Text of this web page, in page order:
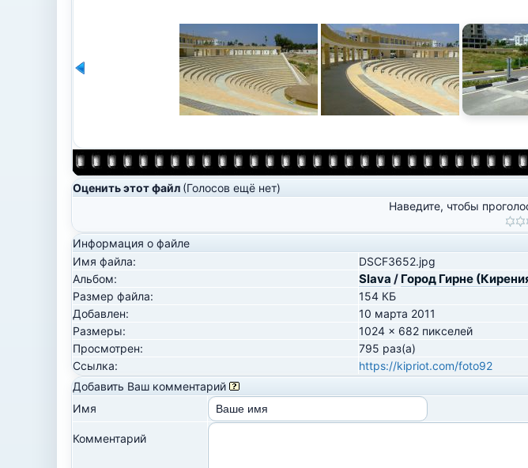
Оценить этот файл (Голосов ещё нет)
Наведите, чтобы
Информация о файле
Имя файла:
DSCF3652.jpg
Альбом:
Slava / Город Гирне
Размер файла:
154 КБ
Добавлен:
10 марта 2011
Размеры:
1024 x 682 пикселей
Просмотрен:
795 раз(а)
Ссылка:
https://kipriot.com/foto92
Добавить Ваш комментарий
Имя
Комментарий